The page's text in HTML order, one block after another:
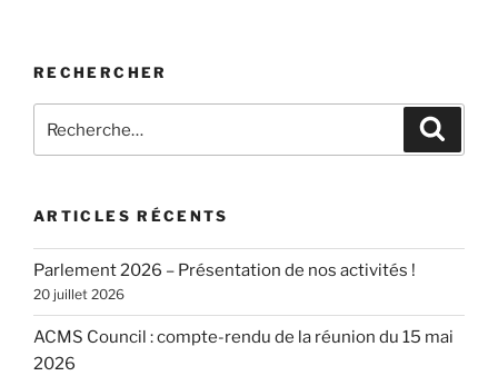
RECHERCHER
pour
ARTICLES RÉCENTS
Parlement 2026 – Présentation de nos activités !
20 juillet 2026
ACMS Council : compte-rendu de la réunion du 15 mai
2026